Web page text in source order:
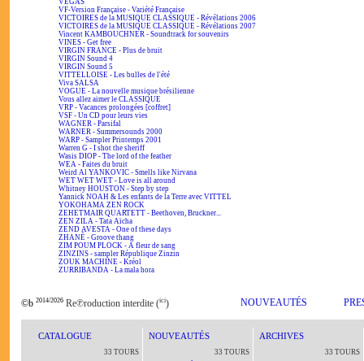
VEGAS
VF-Version Française - Variété Française
VICTOIRES de la MUSIQUE CLASSIQUE - Révélations 2006
VICTOIRES de la MUSIQUE CLASSIQUE - Révélations 2007
Vincent KAMBOUCHNER - Soundtrack for souvenirs
VINES - Get free
VIRGIN FRANCE - Plus de bruit
VIRGIN Sound 4
VIRGIN Sound 5
VITTELLOISE - Les bulles de l'été
Viva SALSA
VOGUE - La nouvelle musique brésilienne
Vous allez aimer le CLASSIQUE
VRP - Vacances prolongées [coffret]
VSF - Un CD pour leurs vies
WAGNER - Parsifal
WARNER - Summersounds 2000
WARP - Sampler Printemps 2001
Warren G - I shot the sheriff
Wasis DIOP - The lord of the feather
WEA - Faites du bruit
Weird Al YANKOVIC - Smells like Nirvana
WET WET WET - Love is all around
Whitney HOUSTON - Step by step
Yannick NOAH & Les enfants de la Terre avec VITTEL
YOKOHAMA ZEN ROCK
ZEHETMAIR QUARTETT - Beethoven, Bruckner...
ZEN ZILA - Tata Aïcha
ZEND AVESTA - One of these days
ZHANÉ - Groove thang
ZIM POUM PLOCK - A fleur de sang
ZINZINS - sampler République Zinzin
ZOUK MACHINE - Kréol
ZURRIBANDA - La mala hora
©b 2014/2026 Re℗roduction interdite (ici) NOUVEAUTÉS
CATALOGUE
33 TOURS
NOUVEAUTÉS
33 TOURS
ARCHIVES
33 TOURS